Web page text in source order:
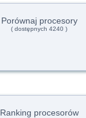
Porównaj procesory
( dostępnych 4240 )
Ranking procesorów